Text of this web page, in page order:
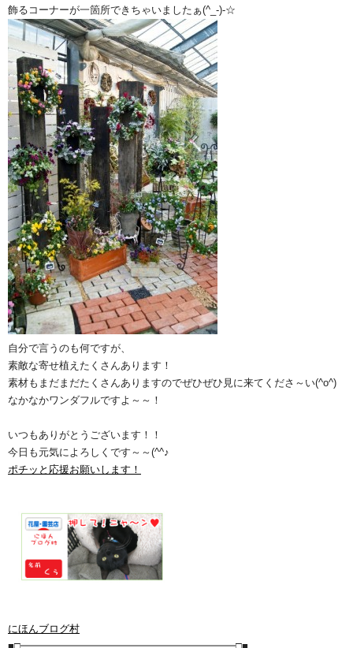
飾るコーナーが一箇所できちゃいましたぁ(^_-)-☆
自分で言うのも何ですが、
素敵な寄せ植えたくさんあります！
素材もまだまだたくさんありますのでぜひぜひ見に来てくださ～い(^o^)
なかなかワンダフルですよ～～！
いつもありがとうございます！！
今日も元気によろしくです～～(^^♪
ポチッと応援お願いします！
にほんブログ村